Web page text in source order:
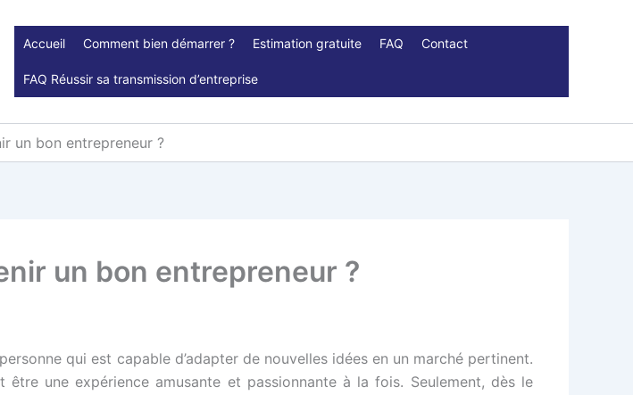
Accueil Comment bien démarrer ? Estimation gratuite FAQ Contact
FAQ Réussir sa transmission d’entreprise
un bon entrepreneur ?
un bon entrepreneur ?
qui est capable d’adapter de nouvelles idées en un marché pertinent.
être une expérience amusante et passionnante à la fois. Seulement, dès le